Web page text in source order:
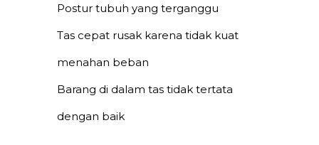
Postur tubuh yang terganggu
Tas cepat rusak karena tidak kuat
menahan beban
Barang di dalam tas tidak tertata
dengan baik